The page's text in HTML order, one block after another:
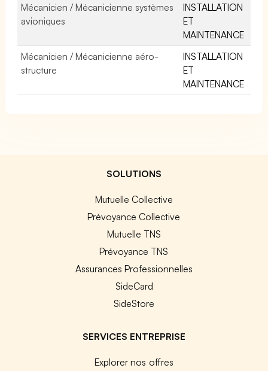
Mécanicien / Mécanicienne systèmes
avioniques
INSTALLATION
ET
MAINTENANCE
Mécanicien / Mécanicienne aéro-
structure
INSTALLATION
ET
MAINTENANCE
SOLUTIONS
Mutuelle Collective
Prévoyance Collective
Mutuelle TNS
Prévoyance TNS
Assurances Professionnelles
SideCard
SideStore
SERVICES ENTREPRISE
Explorer nos offres